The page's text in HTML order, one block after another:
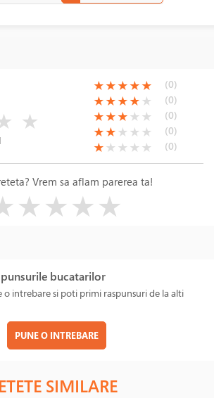
★
(*)
★(*)
★(*)
★(*)
★(*)
★ (0)
(*)
★(*)
★(*)
★(*)
★( )
★ (0)
(*)
★(*)
★(*)
★( )
★ ( )
★ (0)
(*)
★(*)
★( )
★ ( )
★ ( )
★ (0)
(*)
★( )
★ ( )
★ ( )
★ ( )
★ (0)
Vrem sa aflam parerea ta!
★★★★
bucatarilor
o intrebare si poti primi raspunsuri de la alti
PUNE O INTREBARE
SIMILARE